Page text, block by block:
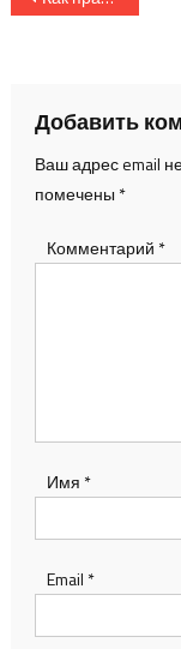
Добавить
Ваш адрес email
помечены *
Комментарий *
Имя *
Email *